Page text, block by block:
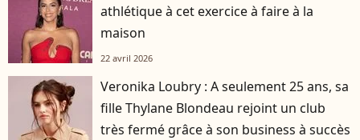
athlétique à cet exercice à faire à la
maison
22 avril 2026
Veronika Loubry : A seulement 25 ans, sa
fille Thylane Blondeau rejoint un club
très fermé grâce à son business à succès